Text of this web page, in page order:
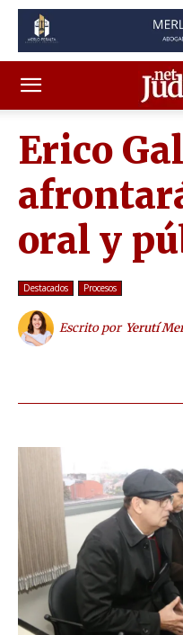
Erico
oral y
Destacados Procesos
Escrito por Yerutí